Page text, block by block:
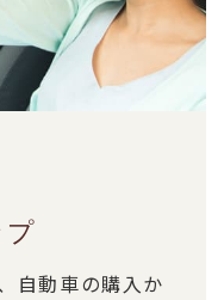
自動車の購入か